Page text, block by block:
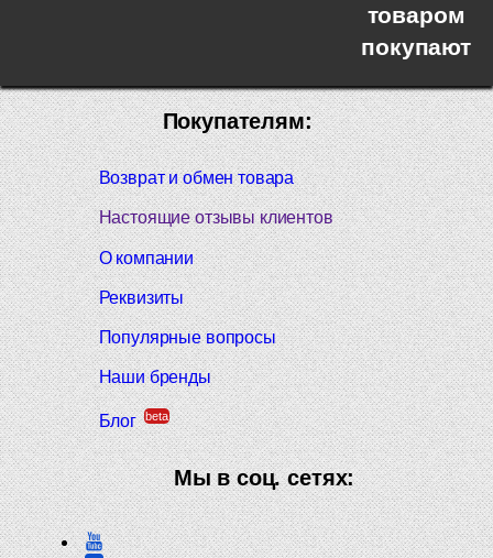
товаром
покупают
Покупателям:
Возврат и обмен товара
Настоящие отзывы клиентов
О компании
Реквизиты
Популярные вопросы
Наши бренды
Блог beta
Мы в соц. сетях: